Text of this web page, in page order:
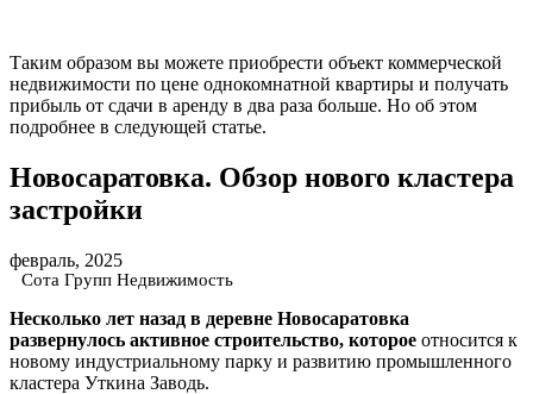
Таким образом вы можете приобрести объект коммерческой
недвижимости по цене однокомнатной квартиры и получать
прибыль от сдачи в аренду в два раза больше. Но об этом
подробнее в следующей статье.
Новосаратовка. Обзор нового кластера
застройки
февраль, 2025
Сота Групп Недвижимость
Несколько лет назад в деревне Новосаратовка
развернулось активное строительство, которое относится к
новому индустриальному парку и развитию промышленного
кластера Уткина Заводь.